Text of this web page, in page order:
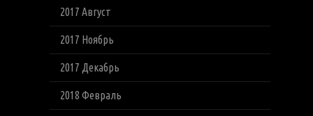
2017 Август
2017 Ноябрь
2017 Декабрь
2018 Февраль